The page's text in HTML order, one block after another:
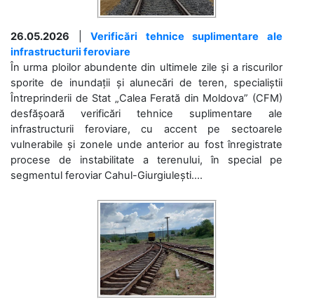
26.05.2026 |Verificări tehnice suplimentare ale
infrastructurii feroviare
În urma ploilor abundente din ultimele zile și a riscurilor
sporite de inundații și alunecări de teren, specialiștii
Întreprinderii de Stat „Calea Ferată din Moldova” (CFM)
desfășoară verificări tehnice suplimentare ale
infrastructurii feroviare, cu accent pe sectoarele
vulnerabile și zonele unde anterior au fost înregistrate
procese de instabilitate a terenului, în special pe
segmentul feroviar Cahul-Giurgiulești....